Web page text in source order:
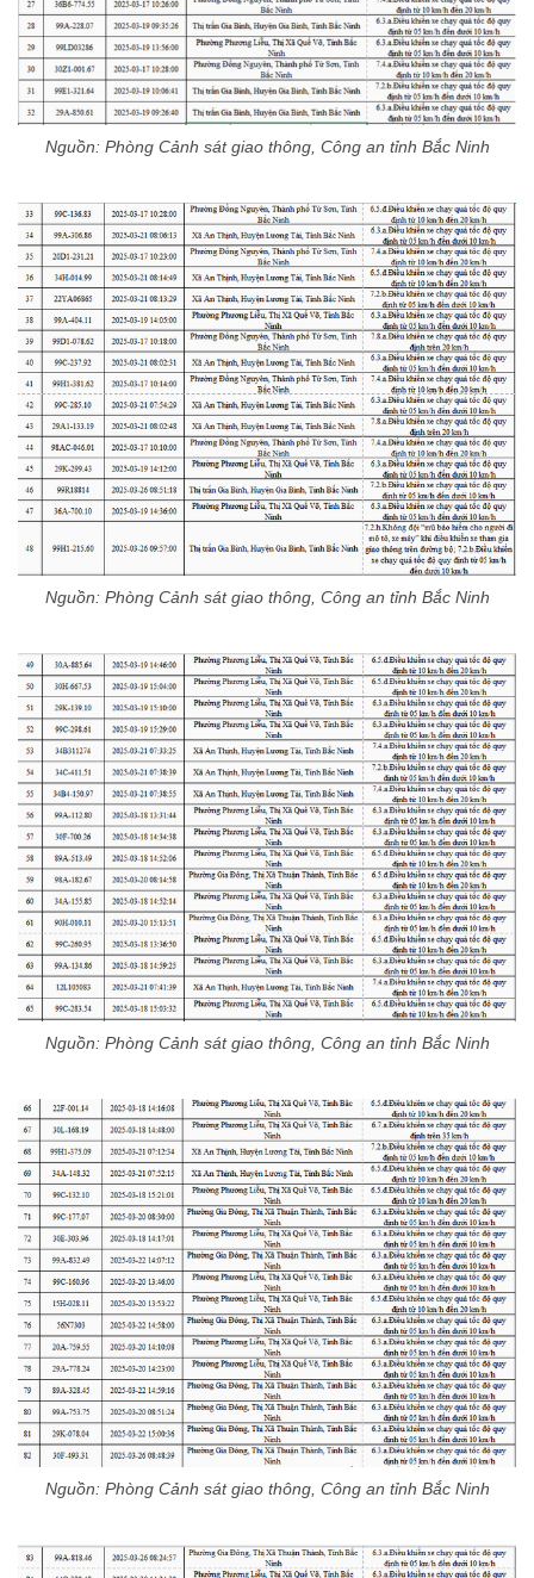
Nguồn: Phòng Cảnh sát giao thông, Công an tỉnh Bắc Ninh
Nguồn: Phòng Cảnh sát giao thông, Công an tỉnh Bắc Ninh
Nguồn: Phòng Cảnh sát giao thông, Công an tỉnh Bắc Ninh
Nguồn: Phòng Cảnh sát giao thông, Công an tỉnh Bắc Ninh